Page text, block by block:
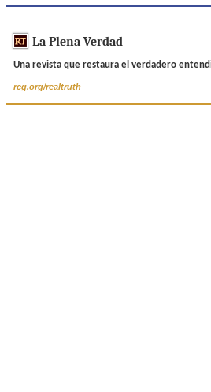
La Plena Verdad
Una revista que restaura el verdadero
rcg.org/realtruth